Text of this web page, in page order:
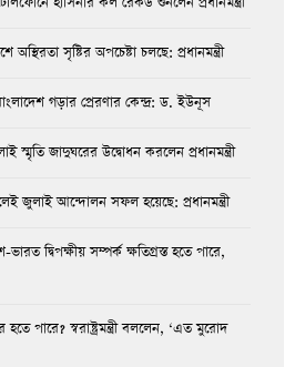
সৃষ্টির অপচেষ্টা চলছে: প্রধানমন্ত্রী
গড়ার প্রেরণার কেন্দ্র: ড. ইউনূস
স্মৃতি জাদুঘরের উদ্বোধন করলেন প্রধানমন্ত্রী
জুলাই আন্দোলন সফল হয়েছে: প্রধানমন্ত্রী
ভারত দ্বিপক্ষীয় সম্পর্ক ক্ষতিগ্রস্ত হতে পারে,
পারে? স্বরাষ্ট্রমন্ত্রী বললেন, ‘এত মুরোদ